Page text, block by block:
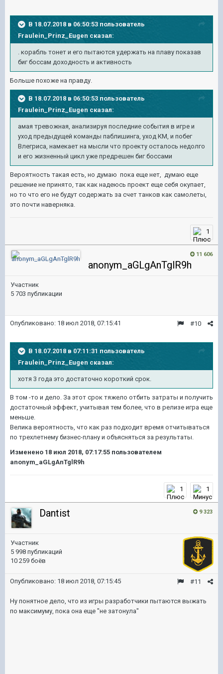
В 18.07.2018 в 06:50:53 пользователь
Fraulein_Prinz_Eugen сказал:
. корабль тонет и его пытаются удержать на плаву показав
биг боссам доходность и активность
Больше похоже на правду.
В 18.07.2018 в 06:50:53 пользователь
Fraulein_Prinz_Eugen сказал:
амая тревожная, анализируя последние события в игре и
уход предыдущей команды паблишинга, уход КМ, и побег
Влегриса, намекает на мысли что проекту осталось недолго
и его жизненный цикл уже предрешен биг боссами
Вероятность такая есть, но думаю пока еще нет, думаю еще
решение не принято, так как надеюсь проект еще себя окупает,
но то что его не будут содержать за счет танков как самолеты,
это почти наверняка.
1
11 606
anonym_aGLgAnTglR9h
Участник
5 703 публикации
#10
Опубликовано: 18 июл 2018, 07:15:41
В 18.07.2018 в 07:11:31 пользователь
Fraulein_Prinz_Eugen сказал:
хотя 3 года это достаточно короткий срок.
В том -то и дело. За этот срок тяжело отбить затраты и получить
достаточный эффект, учитывая тем более, что в релизе игра еще
меньше.
Велика вероятность, что как раз подходит время отчитываться
по трехлетнему бизнес-плану и объясняться за результаты.
Изменено 18 июл 2018, 07:17:55 пользователем
anonym_aGLgAnTglR9h
1 1
9 323
Dantist
Участник
5 998 публикаций
10 259 боёв
#11
Опубликовано: 18 июл 2018, 07:15:45
Ну понятное дело, что из игры разработчики пытаются выжать
по максимуму, пока она еще "не затонула"